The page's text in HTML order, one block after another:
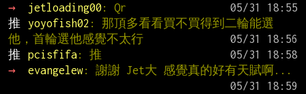
→ jetloading00 : Qr
推
yoyofish02 : 那頂多看看買不買得到二輪能選
他，首輪選他感覺不太行
推
pcisfifa: 推
→
evangelew: 謝謝 Jet大 感覺真的好有天賦啊...